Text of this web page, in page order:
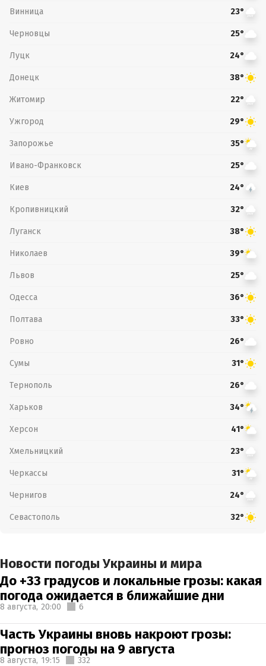
Винница 23°
Черновцы 25°
Луцк 24°
Донецк 38°
Житомир 22°
Ужгород 29°
Запорожье 35°
Ивано-Франковск 25°
Киев 24°
Кропивницкий 32°
Луганск 38°
Николаев 39°
Львов 25°
Одесса 36°
Полтава 33°
Ровно 26°
Сумы 31°
Тернополь 26°
Харьков 34°
Херсон 41°
Хмельницкий 23°
Черкассы 31°
Чернигов 24°
Севастополь 32°
Новости погоды Украины и мира
До +33 градусов и локальные грозы: какая
погода ожидается в ближайшие дни
8 августа, 20:00 6
Часть Украины вновь накроют грозы:
прогноз погоды на 9 августа
8 августа, 19:15 332